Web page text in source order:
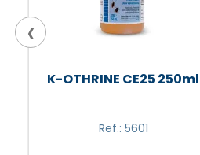
K-OTHRINE SC25 30ml
Ref.: 0986
‹